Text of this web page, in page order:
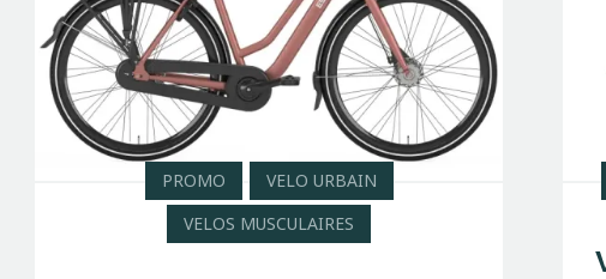
PROMO
VELO URBAIN
VELOS MUSCULAIRES